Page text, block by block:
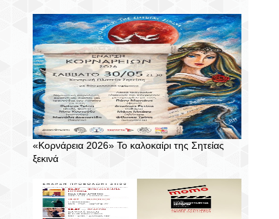
«Κορνάρεια 2026» Το καλοκαίρι της Σητείας
ξεκινά